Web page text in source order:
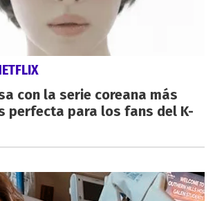
con la serie coreana más
perfecta para los fans del K-